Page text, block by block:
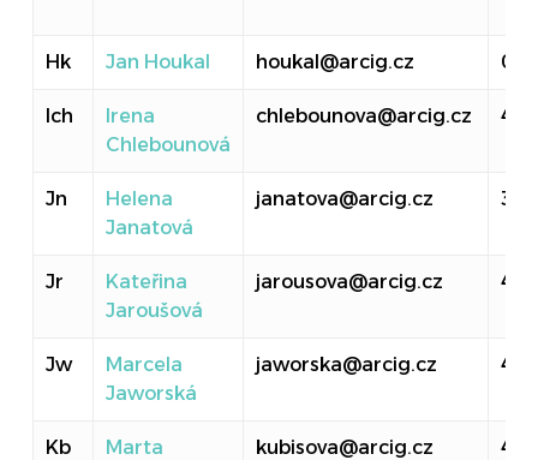
Hk Jan Houkal houkal@arcig.cz 011
Ich
Irena
Chlebounová
chlebounova@arcig.cz 402
Jn
Helena
Janatová
janatova@arcig.cz 314
Jr
Kateřina
Jaroušová
jarousova@arcig.cz 410
Jw
Marcela
Jaworská
jaworska@arcig.cz 414
Kb
Marta
kubisova@arcig.cz